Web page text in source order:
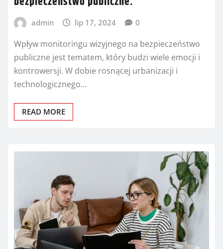
admin lip 17, 2024 0
Wpływ monitoringu wizyjnego na bezpieczeństwo
publiczne jest tematem, który budzi wiele emocji i
kontrowersji. W dobie rosnącej urbanizacji i
technologicznego…
READ MORE